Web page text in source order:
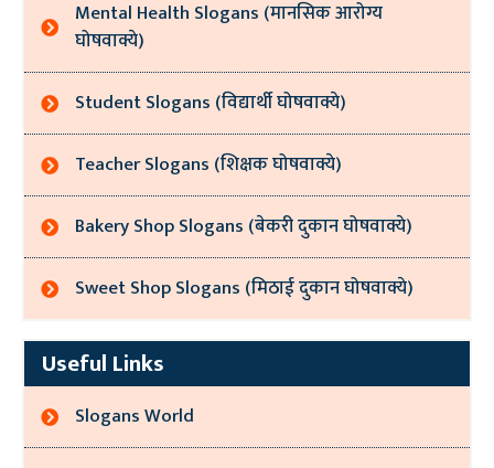
Mental Health Slogans (मानसिक आरोग्य
घोषवाक्ये)
Student Slogans (विद्यार्थी घोषवाक्ये)
Teacher Slogans (शिक्षक घोषवाक्ये)
Bakery Shop Slogans (बेकरी दुकान घोषवाक्ये)
Sweet Shop Slogans (मिठाई दुकान घोषवाक्ये)
Useful Links
Slogans World